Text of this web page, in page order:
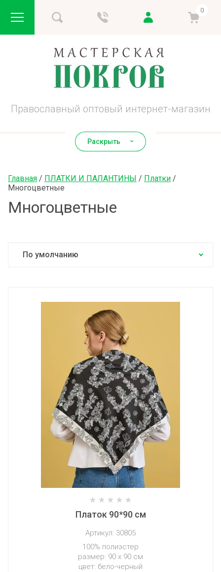
0
Православный оптовый интернет-магазин
Раскрыть
Главная / ПЛАТКИ И ПАЛАНТИНЫ / Платки
Многоцветные
Многоцветные
По умолчанию
По названию от А до Я
По названию от Я до А
Платок 90*90 см
Артикул: 30805
100% полиэстер
размер: 90 х 90 см
цвет: бело-черный